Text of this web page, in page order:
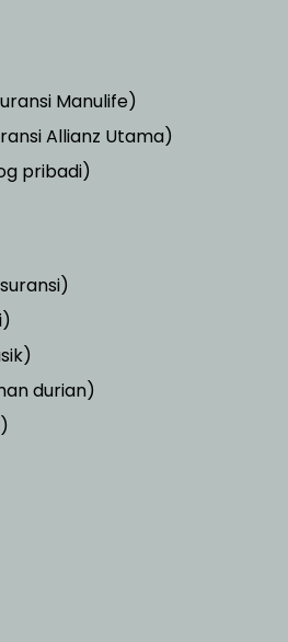
Manulife)
Allianz Utama)
pribadi)
durian)